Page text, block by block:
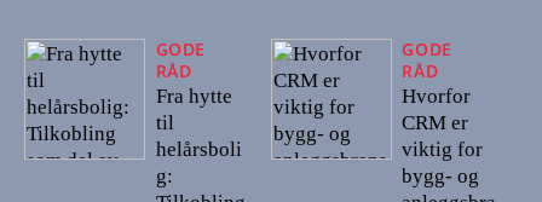
GODE
RÅD
Fra hytte
til
helårsboli
g:
GODE
RÅD
Hvorfor
CRM er
viktig for
bygg- og